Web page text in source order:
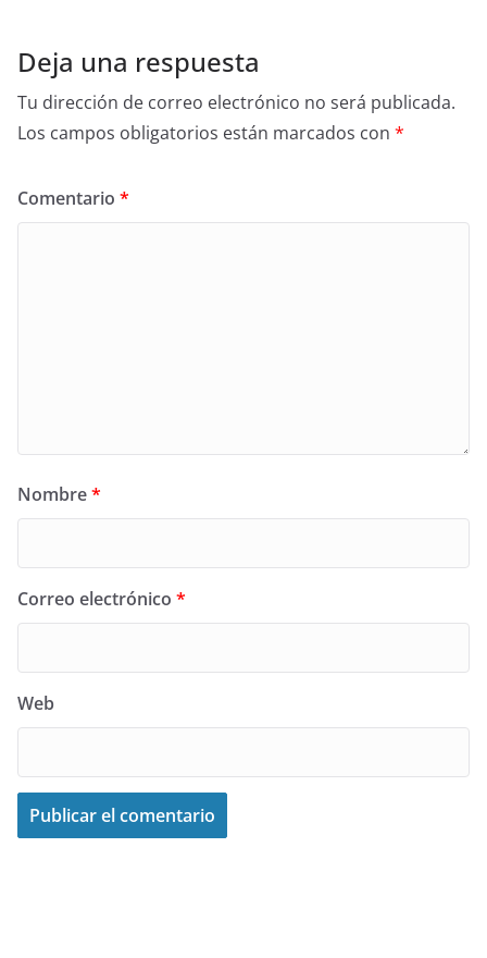
Deja una respuesta
Tu dirección de correo electrónico no será publicada.
Los campos obligatorios están marcados con *
Comentario *
Nombre*
Correo electrónico *
Web